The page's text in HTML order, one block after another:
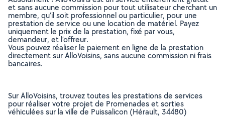
et sans aucune commission pour tout utilisateur cherchant un
membre, qu’il soit professionnel ou particulier, pour une
prestation de service ou une location de matériel. Payez
uniquement le prix de la prestation, fixé par vous,
demandeur, et l’offreur.
Vous pouvez réaliser le paiement en ligne de la prestation
directement sur AlloVoisins, sans aucune commission ni frais
bancaires.
Sur AlloVoisins, trouvez toutes les prestations de services
pour réaliser votre projet de Promenades et sorties
véhiculées sur la ville de Puissalicon (Hérault, 34480)